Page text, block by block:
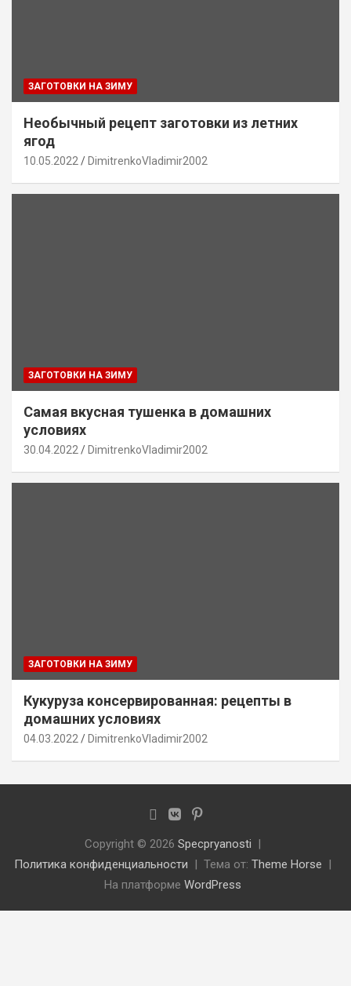
ЗАГОТОВКИ НА ЗИМУ
Необычный рецепт заготовки из летних
ягод
10.05.2022 DimitrenkoVladimir2002
ЗАГОТОВКИ НА ЗИМУ
Самая вкусная тушенка в домашних
условиях
30.04.2022 DimitrenkoVladimir2002
ЗАГОТОВКИ НА ЗИМУ
Кукуруза консервированная: рецепты в
домашних условиях
04.03.2022 DimitrenkoVladimir2002
Copyright © 2026 Specpryanosti
Политика конфиденциальности
Тема от: Theme Horse
На платформе WordPress